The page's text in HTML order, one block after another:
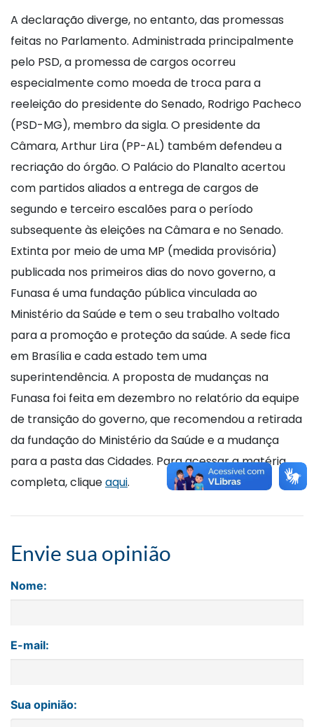
A declaração diverge, no entanto, das promessas
feitas no Parlamento. Administrada principalmente
pelo PSD, a promessa de cargos ocorreu
especialmente como moeda de troca para a
reeleição do presidente do Senado, Rodrigo Pacheco
(PSD-MG), membro da sigla. O presidente da
Câmara, Arthur Lira (PP-AL) também defendeu a
recriação do órgão. O Palácio do Planalto acertou
com partidos aliados a entrega de cargos de
segundo e terceiro escalões para o período
subsequente às eleições na Câmara e no Senado.
Extinta por meio de uma MP (medida provisória)
publicada nos primeiros dias do novo governo, a
Funasa é uma fundação pública vinculada ao
Ministério da Saúde e tem o seu trabalho voltado
para a promoção e proteção da saúde. A sede fica
em Brasília e cada estado tem uma
superintendência. A proposta de mudanças na
Funasa foi feita em dezembro no relatório da equipe
de transição do governo, que recomendou a retirada
da fundação do Ministério da Saúde e a mudança
para a pasta das Cidades. Para acessar a matéria
completa, cliqueaqui.
Envie sua opinião
Nome:
E-mail:
Sua opinião: